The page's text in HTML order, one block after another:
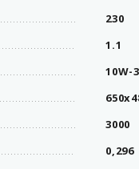
230
1.1
10W-
3000
0,296